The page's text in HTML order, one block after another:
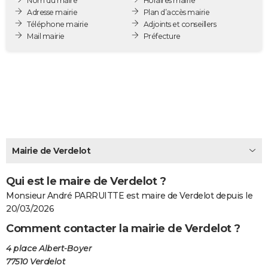
Destinations
City break
Voyage nature
Voyage de noces
Forum
Climat
PHOTO
GUIDES D'ACHAT
S'inscrire
Se connecter
Lycées
Collèges
Primaires
Universités
Entreprises
Service militaire
Avis de recherche
AVIS DE DÉCÈS
FORUM
Bricolage
Lifestyle
Culture
Sport
Auto
Television
Voyage
Cinema
Adresse mairie
Téléphone mairie
Mail mairie
Plan d’accès mairie
Adjoints et conseillers
Préfecture
Mairie de Verdelot
Qui est le maire de Verdelot ?
Monsieur André PARRUITTE est maire de Verdelot depuis le
20/03/2026
Comment contacter la mairie de Verdelot ?
4 place Albert-Boyer
77510 Verdelot